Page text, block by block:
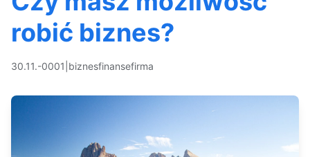
robić biznes?
30.11.-0001 biznesfinansefirma